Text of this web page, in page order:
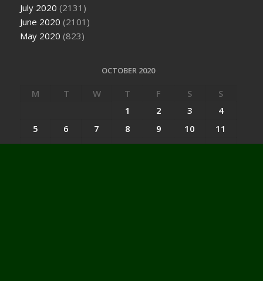
July 2020 (2131)
June 2020 (2101)
May 2020 (823)
OCTOBER 2020
M T W T F S
S
1
2 3
4
5
6 7 8 9 10
11
12
13 14 15 16 17
18